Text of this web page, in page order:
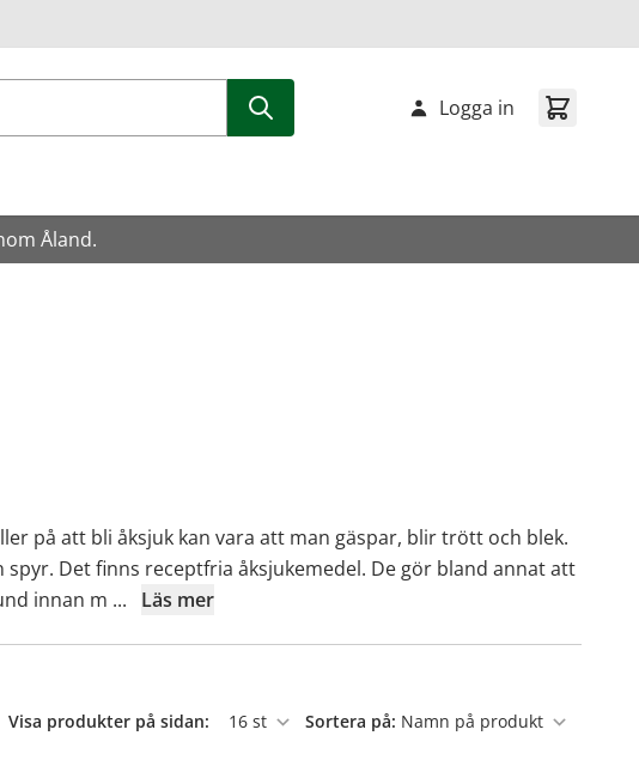
Logga in
Åland.
på att bli åksjuk kan vara att man gäspar, blir trött och blek.
Det finns receptfria åksjukemedel. De gör bland annat att
innan m ... Läs mer
Visa produkter på sidan:
per sida
Sortera på: